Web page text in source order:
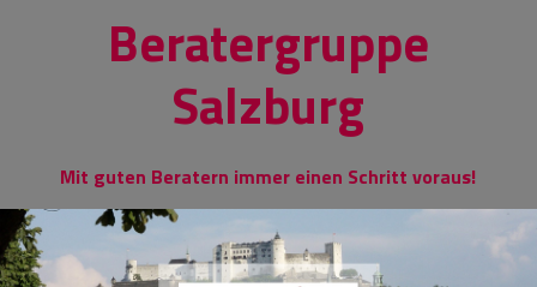
Beratergruppe
Salzburg
Mit guten Beratern immer einen Schritt voraus!